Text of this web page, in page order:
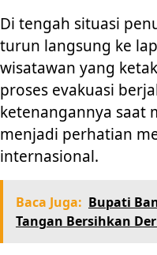
Di tengah situasi
turun langsung ke
wisatawan yang
proses evakuasi
ketenangannya saat
menjadi perhatian
internasional.
Baca Juga: Bupati
Tangan Bersihkan